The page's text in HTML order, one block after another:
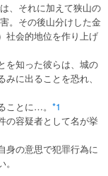
、それに加えて狭山の
。その後山分けした金
社会的地位を作り上げ
を知った彼らは、城の
に出ることを恐れ、
ことに…。 *1
の容疑者として名が挙
身の意思で犯罪行為に